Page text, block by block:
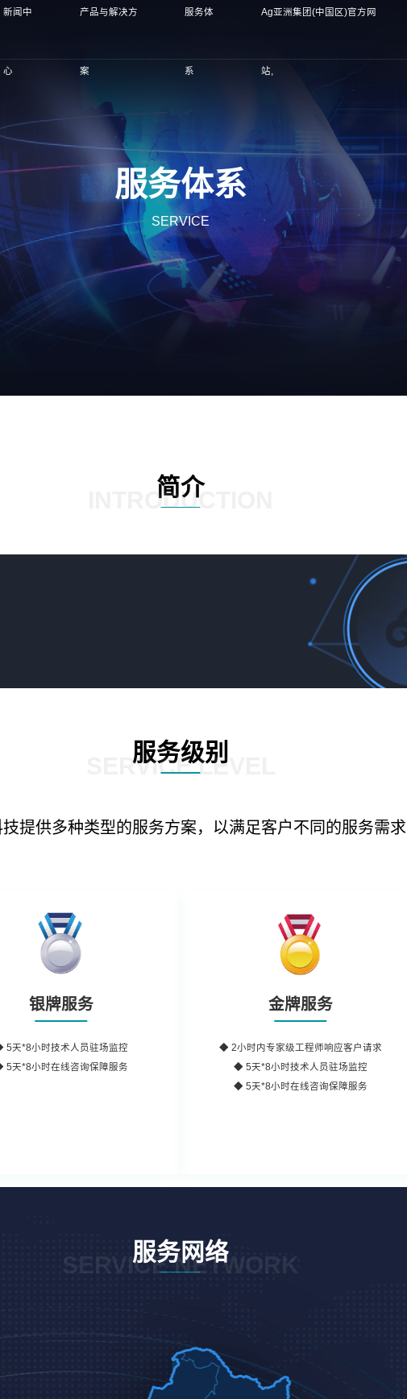
新闻中
心
产品与解决方
案
服务体
系
Ag亚洲集团(中国区)官方网
站,
服务体系
SERVICE
简介
INTRODUCTION
服务级别
SERVICE LEVEL
提供多种类型的服务方案，以满足客户不同的服务需求
银牌服务
5天*8小时技术人员驻场监控
5天*8小时在线咨询保障服务
金牌服务
◆ 2小时内专家级工程师响应客户请求
◆ 5天*8小时技术人员驻场监控
◆ 5天*8小时在线咨询保障服务
服务网络
SERVICE NETWORK